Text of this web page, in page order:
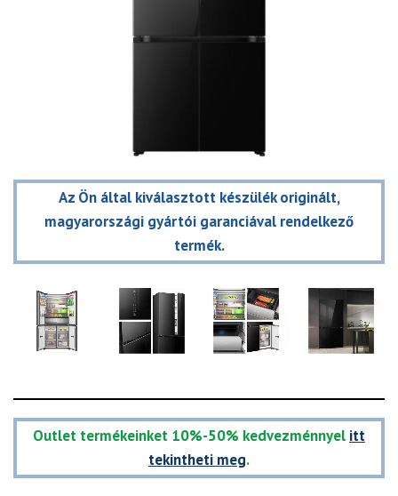
Az Ön által kiválasztott készülék originált,
magyarországi gyártói garanciával rendelkező
termék.
Outlet termékeinket 10%-50% kedvezménnyel itt
tekintheti meg.